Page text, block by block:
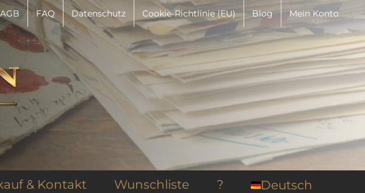
AGB FAQ Datenschutz Cookie-Richtlinie (EU) Blog Mein Konto
& Kontakt Wunschliste ? Deutsch